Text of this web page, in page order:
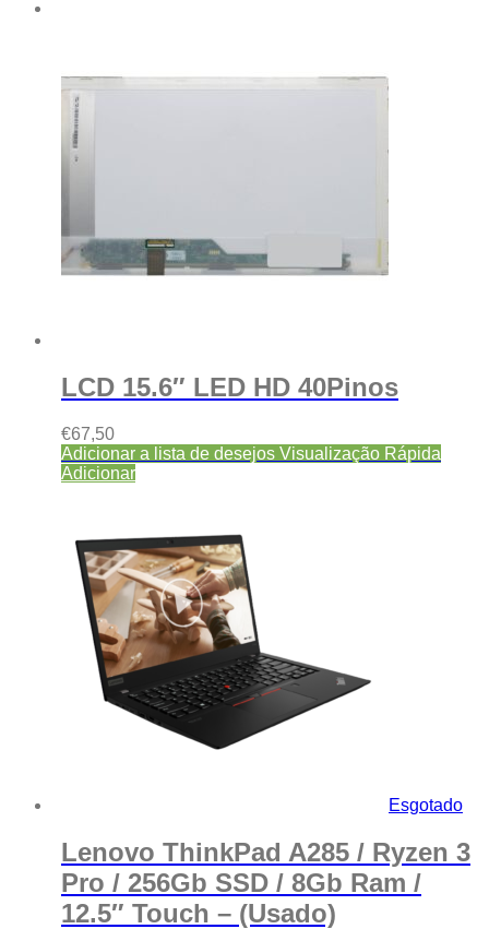
LCD 15.6″ LED HD 40Pinos
€67,50
Adicionar a lista de desejos Visualização Rápida
Adicionar
Esgotado
Lenovo ThinkPad A285 / Ryzen 3
Pro / 256Gb SSD / 8Gb Ram /
12.5″ Touch – (Usado)